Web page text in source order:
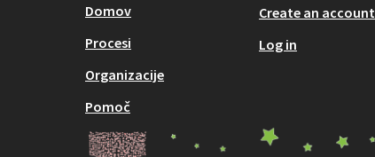
Domov
Procesi
Organizacije
Pomoč
Create an account
Log in